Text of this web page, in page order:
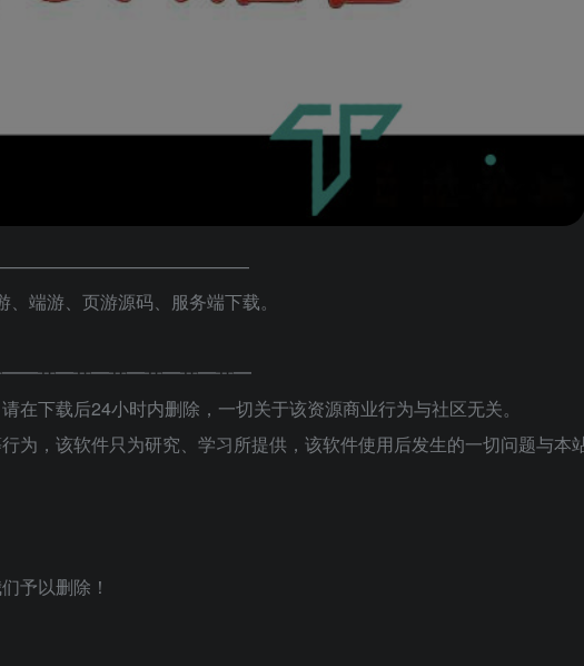
端游、页游源码、服务端下载。
在下载后24小时内删除，一切关于该资源商业行为与社区无关。
为，该软件只为研究、学习所提供，该软件使用后发生的一切问题与本
予以删除！